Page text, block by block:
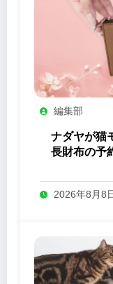
編集部
ナダヤが猫
長財布の予
2026年8月8